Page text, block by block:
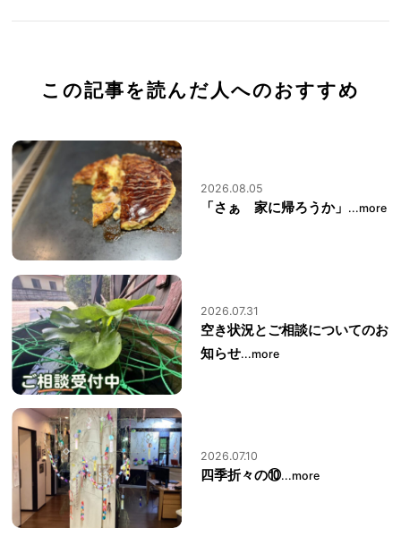
この記事を読んだ人へのおすすめ
2026.08.05
「さぁ 家に帰ろうか」 ...more
2026.07.31
空き状況とご相談についてのお
知らせ...more
2026.07.10
四季折々の⑩...more